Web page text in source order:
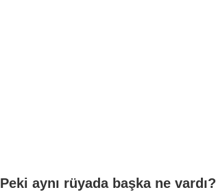
Peki aynı rüyada başka ne vardı?